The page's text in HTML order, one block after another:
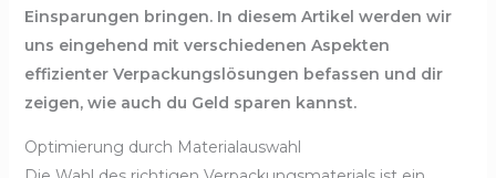
Einsparungen bringen. In diesem Artikel werden wir
uns eingehend mit verschiedenen Aspekten
effizienter Verpackungslösungen befassen und dir
zeigen, wie auch du Geld sparen kannst.
Optimierung durch Materialauswahl